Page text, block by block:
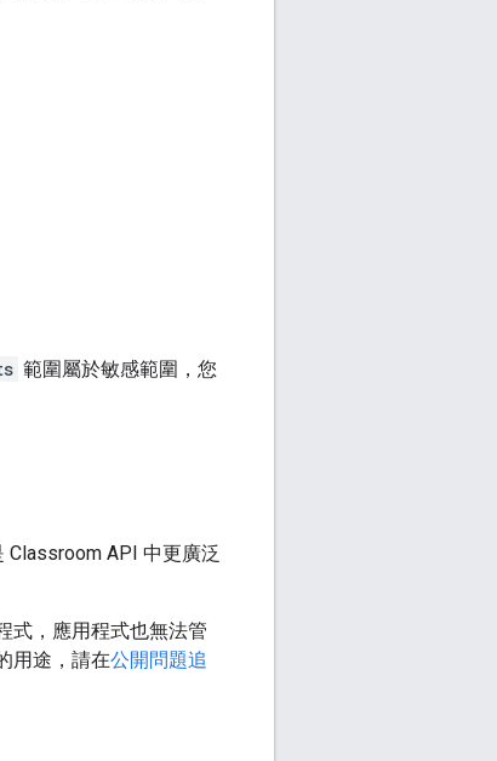
範圍屬於敏感範圍，您
Classroom API 中更廣泛
式，應用程式也無法管
用途，請在公開問題追